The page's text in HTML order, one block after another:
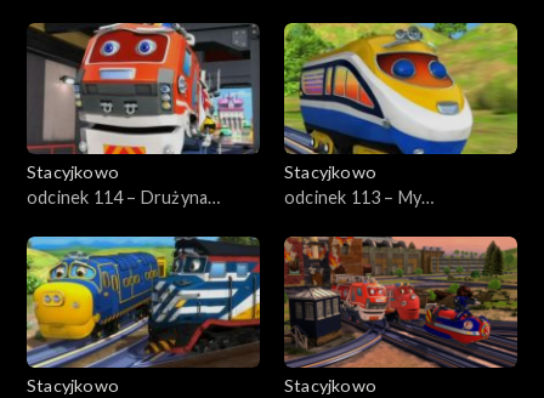
Stacyjkowo
odcinek 114 – Drużyna
Stacyjkowo
odcinek 113 – My
Stacyjkowo
Stacyjkowo